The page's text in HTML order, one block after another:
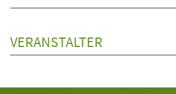
VERANSTALTER